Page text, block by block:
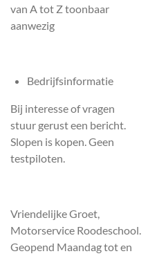
van A tot Z toonbaar
aanwezig
Bedrijfsinformatie
Bij interesse of vragen
stuur gerust een bericht.
Slopen is kopen. Geen
testpiloten.
Vriendelijke Groet,
Motorservice Roodeschool.
Geopend Maandag tot en